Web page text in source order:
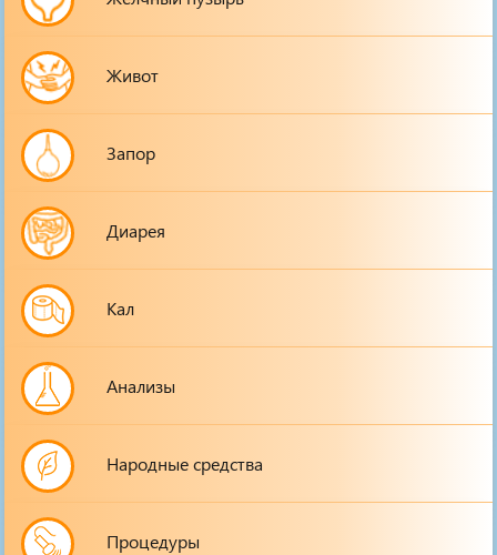
Живот
Запор
Диарея
Кал
Анализы
Народные средства
Процедуры